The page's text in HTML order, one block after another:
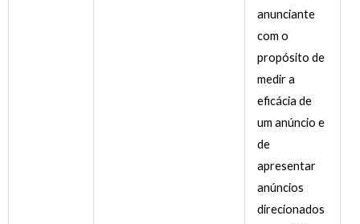
anunciante
com o
propósito de
medir a
eficácia de
um anúncio e
de
apresentar
anúncios
direcionados